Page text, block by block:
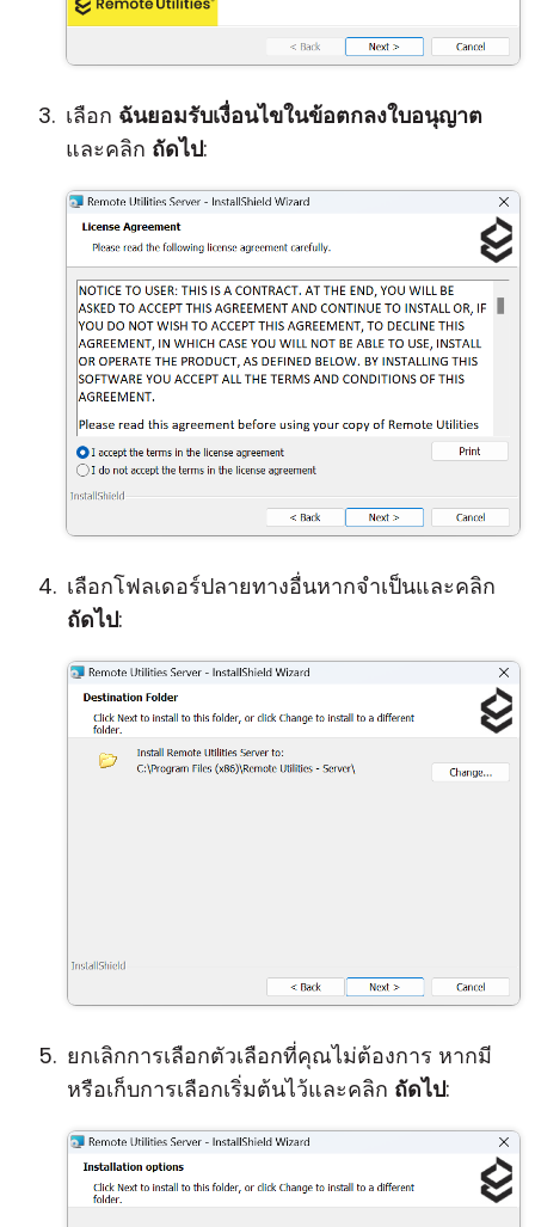
เลือก ฉันยอมรับเงื่อนไขในข้อตกลงใบอนุญาต
และคลิก ถัดไป:
เลือกโฟลเดอร์ปลายทางอื่นหากจำเป็นและคลิก
ถัดไป:
ยกเลิกการเลือกตัวเลือกที่คุณไม่ต้องการ หากมี
หรือเก็บการเลือกเริ่มต้นไว้และคลิก ถัดไป: